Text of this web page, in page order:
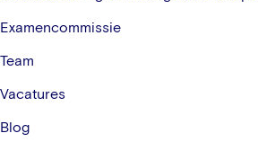
Examencommissie
Team
Vacatures
Blog